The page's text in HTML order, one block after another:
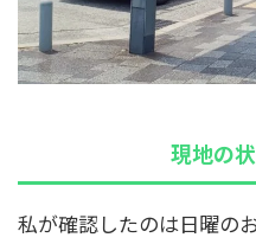
現地の
私が確認したのは日曜の